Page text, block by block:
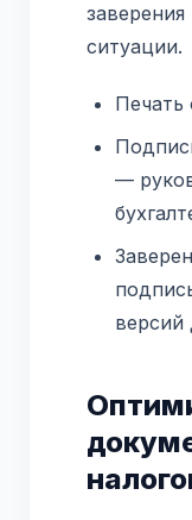
ситуации.
Печать
—
версий